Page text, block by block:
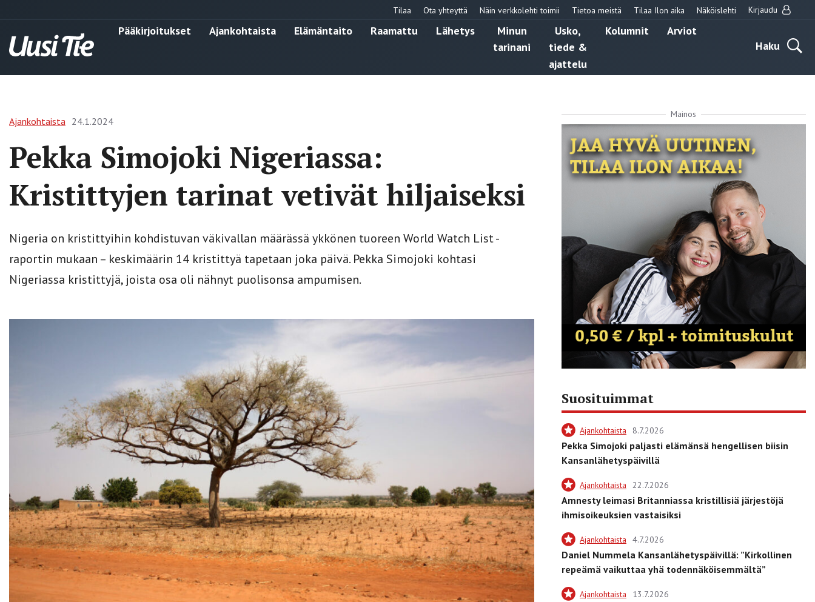
Tilaa Ota yhteyttä Näin verkkolehti toimii Tietoa meistä Tilaa Ilon aika Näköislehti Kirjaudu
Pääkirjoitukset Ajankohtaista Elämäntaito Raamattu Lähetys
Minun
tarinani
Usko,
tiede &
ajattelu
Kolumnit
Arviot
Haku
Ajankohtaista 24.1.2024
Pekka Simojoki Nigeriassa:
Kristittyjen tarinat vetivät hiljaiseksi
Nigeria on kristittyihin kohdistuvan väkivallan määrässä ykkönen tuoreen World Watch List -
raportin mukaan – keskimäärin 14 kristittyä tapetaan joka päivä. Pekka Simojoki kohtasi
Nigeriassa kristittyjä, joista osa oli nähnyt puolisonsa ampumisen.
Mainos
Suosituimmat
Ajankohtaista 8.7.2026
Pekka Simojoki paljasti elämänsä hengellisen biisin
Kansanlähetyspäivillä
Ajankohtaista 22.7.2026
Amnesty leimasi Britanniassa kristillisiä järjestöjä
ihmisoikeuksien vastaisiksi
Ajankohtaista 4.7.2026
Daniel Nummela Kansanlähetyspäivillä: ”Kirkollinen
repeämä vaikuttaa yhä todennäköisemmältä”
Ajankohtaista 13.7.2026